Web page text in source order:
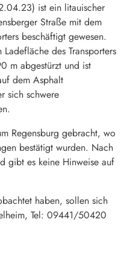
ist ein litauischer
Straße mit dem
beschäftigt gewesen.
des Transporters
m abgestürzt und ist
dem Asphalt
sich schwere
Regensburg gebracht, wo
bestätigt wurden. Nach
gibt es keine Hinweise auf
haben, sollen sich
Tel: 09441/50420